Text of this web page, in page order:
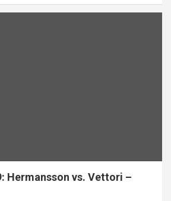
Hermansson vs. Vettori –